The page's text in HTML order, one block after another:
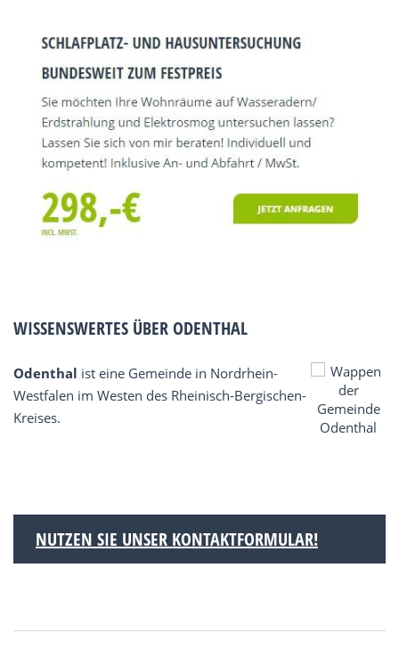
WISSENSWERTES ÜBER ODENTHAL
Odenthal ist eine Gemeinde in Nordrhein-
Westfalen im Westen des Rheinisch-Bergischen-
Kreises.
NUTZEN SIE UNSER KONTAKTFORMULAR!